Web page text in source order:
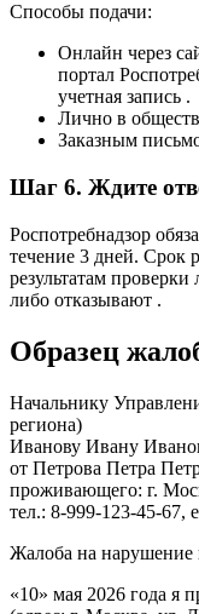
Способы подачи:
Онлайн через
портал
учетная запись .
Лично в
Заказным
Шаг 6. Ждите
Роспотребнадзор
течение 3 дней. Срок
результатам
либо отказывают .
Образец
Начальнику
региона)
Иванову Ивану
от Петрова Петра
проживающего: г.
тел.: 8-999-123-45-67,
Жалоба на нарушение
«10» мая 2026 года я